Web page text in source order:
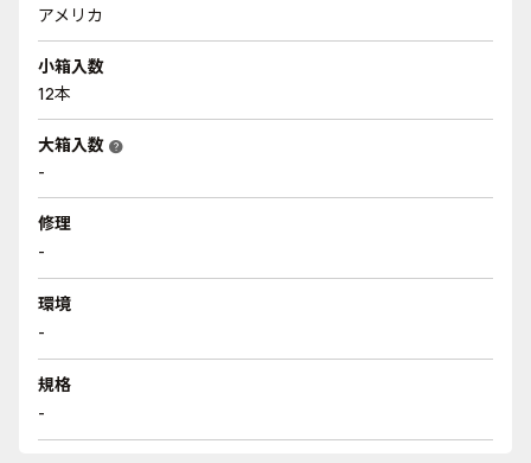
アメリカ
小箱入数
12本
大箱入数 help
-
修理
-
環境
-
規格
-